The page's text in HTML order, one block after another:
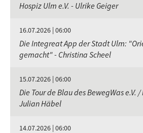
Hospiz Ulm e.V. - Ulrike Geiger
16.07.2026 | 06:00
Die Integreat App der Stadt Ulm:
gemacht" - Christina Scheel
15.07.2026 | 06:00
Die Tour de Blau des BewegWas e.V.
Julian Häbel
14.07.2026 | 06:00